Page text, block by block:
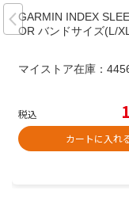
GARMIN INDEX
OR バンドサイズ(L/
マイストア在庫：
税込
カートに入れ